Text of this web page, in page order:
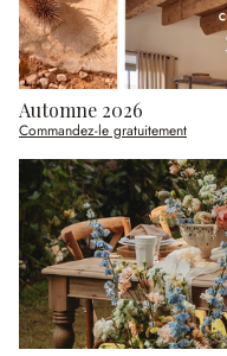
Automne 2026
Commandez-le gratuitement